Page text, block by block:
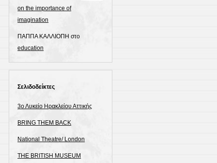
on the importance of
imagination
ΠΑΠΠΑ ΚΑΛΛΙΟΠΗ στο
education
Σελιδοδείκτες
3ο Λυκείο Ηρακλείου Αττικής
BRING THEM BACK
National Theatre/ London
THE BRITISH MUSEUM